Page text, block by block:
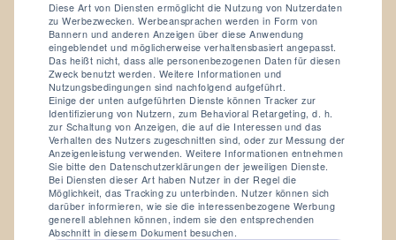
Diese Art von Diensten ermöglicht die Nutzung von Nutzerdaten
zu Werbezwecken. Werbeansprachen werden in Form von
Bannern und anderen Anzeigen über diese Anwendung
eingeblendet und möglicherweise verhaltensbasiert angepasst.
Das heißt nicht, dass alle personenbezogenen Daten für diesen
Zweck benutzt werden. Weitere Informationen und
Nutzungsbedingungen sind nachfolgend aufgeführt.
Einige der unten aufgeführten Dienste können Tracker zur
Identifizierung von Nutzern, zum Behavioral Retargeting, d. h.
zur Schaltung von Anzeigen, die auf die Interessen und das
Verhalten des Nutzers zugeschnitten sind, oder zur Messung der
Anzeigenleistung verwenden. Weitere Informationen entnehmen
Sie bitte den Datenschutzerklärungen der jeweiligen Dienste.
Bei Diensten dieser Art haben Nutzer in der Regel die
Möglichkeit, das Tracking zu unterbinden. Nutzer können sich
darüber informieren, wie sie die interessenbezogene Werbung
generell ablehnen können, indem sie den entsprechenden
Abschnitt in diesem Dokument besuchen.